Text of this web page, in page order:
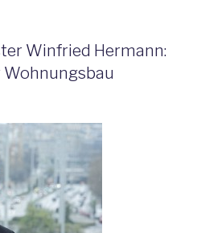
Winfried Hermann: